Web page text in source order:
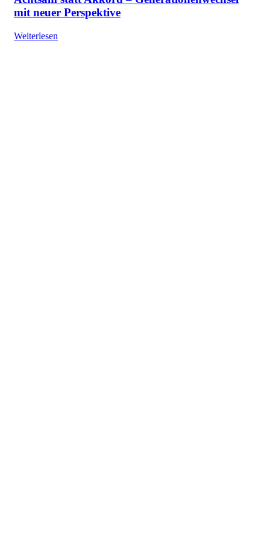
mit neuer Perspektive
Weiterlesen